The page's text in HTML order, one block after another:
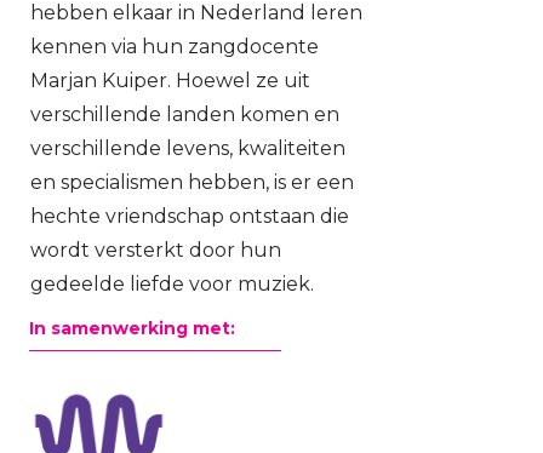
hebben elkaar in Nederland leren
kennen via hun zangdocente
Marjan Kuiper. Hoewel ze uit
verschillende landen komen en
verschillende levens, kwaliteiten
en specialismen hebben, is er een
hechte vriendschap ontstaan die
wordt versterkt door hun
gedeelde liefde voor muziek.
In samenwerking met: